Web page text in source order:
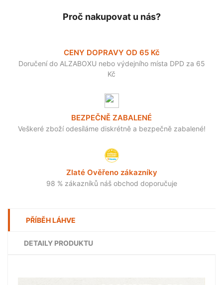
Proč nakupovat u nás?
CENY DOPRAVY OD 65 Kč
Doručení do ALZABOXU nebo výdejního místa DPD za 65
Kč
BEZPEČNĚ ZABALENÉ
Veškeré zboží odesíláme diskrétně a bezpečně zabalené!
Zlaté Ověřeno zákazníky
98 % zákazníků náš obchod doporučuje
PŘÍBĚH LÁHVE
DETAILY PRODUKTU